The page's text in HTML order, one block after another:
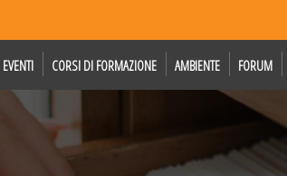
EVENTI CORSI DI FORMAZIONE AMBIENTE FORUM